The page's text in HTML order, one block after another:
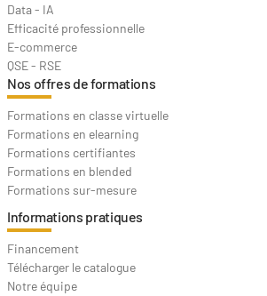
Data - IA
Efficacité professionnelle
E-commerce
QSE - RSE
Nos offres de formations
Formations en classe virtuelle
Formations en elearning
Formations certifiantes
Formations en blended
Formations sur-mesure
Informations pratiques
Financement
Télécharger le catalogue
Notre équipe